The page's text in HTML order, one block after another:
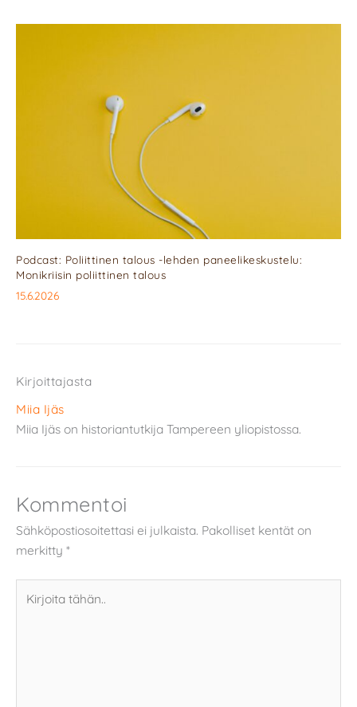
Podcast: Poliittinen talous -lehden paneelikeskustelu:
Monikriisin poliittinen talous
15.6.2026
Kirjoittajasta
Miia Ijäs
Miia Ijäs on historiantutkija Tampereen yliopistossa.
Kommentoi
Sähköpostiosoitettasi ei julkaista. Pakolliset kentät on
merkitty *
tähän..